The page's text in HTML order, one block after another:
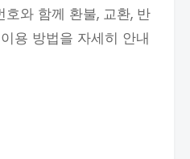
와 함께 환불, 교환, 반
용 방법을 자세히 안내